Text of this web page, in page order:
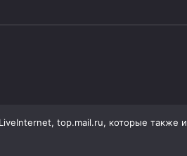
top.mail.ru, которые также